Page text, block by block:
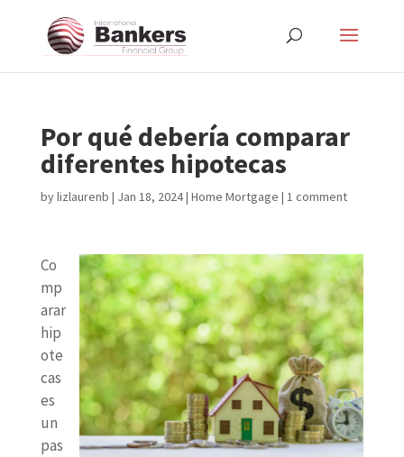
Por qué debería comparar
diferentes hipotecas
bylizlaurenb | Jan 18, 2024| Home Mortgage | 1 comment
Co
mp
arar
hip
ote
cas
es
un
pas